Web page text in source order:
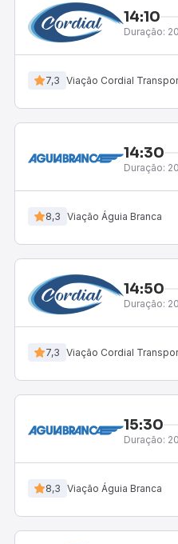
14:10
Duração:
7,3 Viação Cordial
14:30
Duração:
8,3 Viação Águia Branca
14:50
Duração:
7,3 Viação Cordial
15:30
Duração:
8,3 Viação Águia Branca